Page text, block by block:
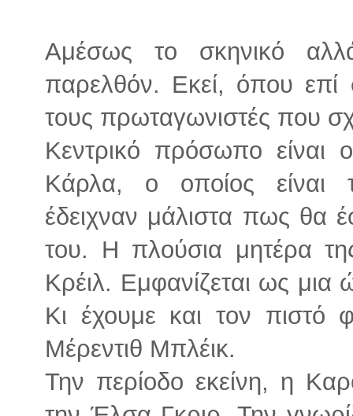
Αμέσως το σκηνικό
παρελθόν. Εκεί, όπου επί
τους πρωταγωνιστές που
Κεντρικό πρόσωπο είναι
Κάρλα, ο οποίος είναι
έδειχναν μάλιστα πως θα
του. Η πλούσια μητέρα
Κρέιλ. Εμφανίζεται ως μια
Κι έχουμε και τον πιστό
Μέρεντιθ Μπλέικ.
Την περίοδο εκείνη, η